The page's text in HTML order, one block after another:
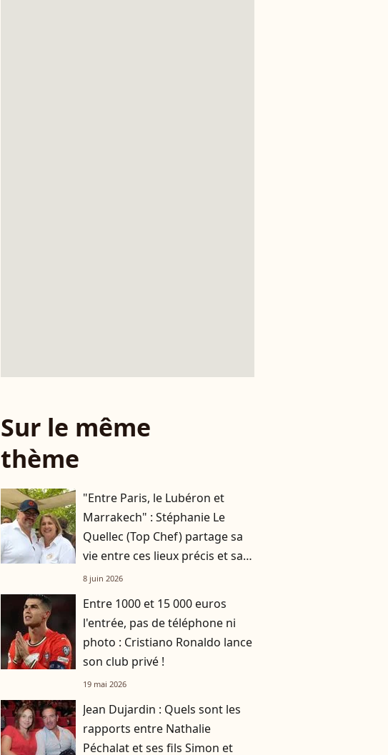
Sur le même
thème
"Entre Paris, le Lubéron et
Marrakech" : Stéphanie Le
Quellec (Top Chef) partage sa
vie entre ces lieux précis et sa
maison de campagne
8 juin 2026
Entre 1000 et 15 000 euros
l'entrée, pas de téléphone ni
photo : Cristiano Ronaldo lance
son club privé !
19 mai 2026
Jean Dujardin : Quels sont les
rapports entre Nathalie
Péchalat et ses fils Simon et